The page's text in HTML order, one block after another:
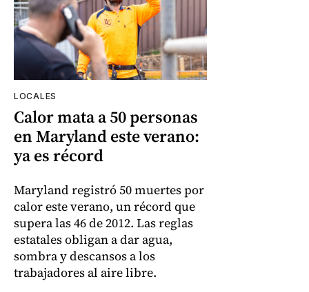
LOCALES
Calor mata a 50 personas
en Maryland este verano:
ya es récord
Maryland registró 50 muertes por
calor este verano, un récord que
supera las 46 de 2012. Las reglas
estatales obligan a dar agua,
sombra y descansos a los
trabajadores al aire libre.